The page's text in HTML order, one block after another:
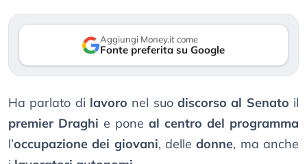
Aggiungi Money.it come
Fonte preferita su Google
Ha parlato di lavoro nel suo discorso al Senato il
premier Draghi e pone al centro del programma
l’occupazione dei giovani, delledonne, ma anche